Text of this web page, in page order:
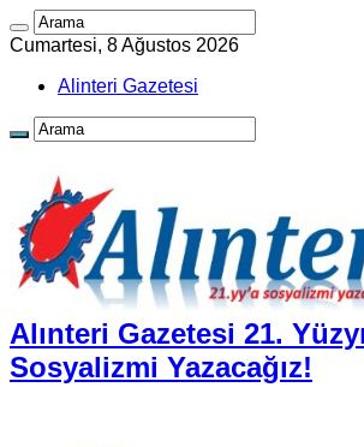
Cumartesi, 8 Ağustos 2026
Alinteri Gazetesi
Alınteri Gazetesi 21.
Sosyalizmi Yazacağız!